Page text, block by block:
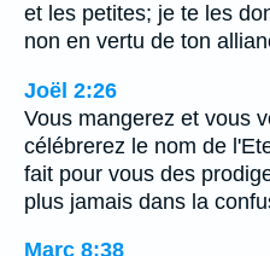
et les petites; je te les
non en vertu de ton
Joël 2:26
Vous mangerez et vous
célébrerez le nom de
fait pour vous des
plus jamais dans la
Marc 8:38